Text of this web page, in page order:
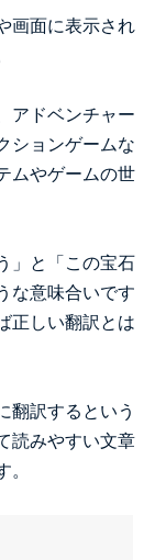
画面に表示され
アドベンチャー
ションゲームな
ムやゲームの世
」と「この宝石
な意味合いです
正しい翻訳とは
翻訳するという
読みやすい文章
。